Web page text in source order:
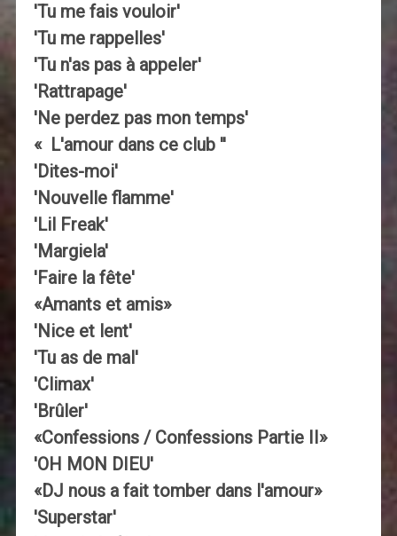
'Tu me fais vouloir'
'Tu me rappelles'
'Tu n'as pas à appeler'
'Rattrapage'
'Ne perdez pas mon temps'
« L'amour dans ce club ''
'Dites-moi'
'Nouvelle flamme'
'Lil Freak'
'Margiela'
'Faire la fête'
«Amants et amis»
'Nice et lent'
'Tu as de mal'
'Climax'
'Brûler'
«Confessions / Confessions Partie II»
'OH MON DIEU'
«DJ nous a fait tomber dans l'amour»
'Superstar'